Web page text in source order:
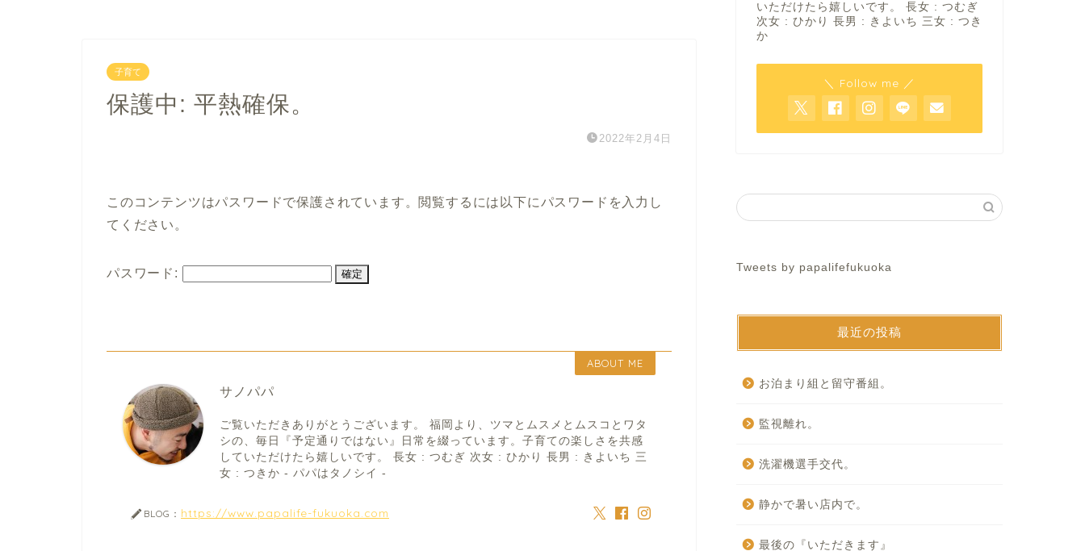
子育て
保護中: 平熱確保。
2022年2月4日
このコンテンツはパスワードで保護されています。閲覧するには以下にパスワードを入力し
てください。
パスワード:
ABOUT ME
サノパパ
ご覧いただきありがとうございます。 福岡より、ツマとムスメとムスコとワタ
シの、毎日『予定通りではない』日常を綴っています。子育ての楽しさを共感
していただけたら嬉しいです。 長女 : つむぎ 次女 : ひかり 長男 : きよいち 三
女 : つきか - パパはタノシイ -
BLOG： https://www.papalife-fukuoka.com
いただけたら嬉しいです。 長女 : つむぎ
次女 : ひかり 長男 : きよいち 三女 : つき
か
＼ Follow me ／
Tweets by papalifefukuoka
最近の投稿
お泊まり組と留守番組。
監視離れ。
洗濯機選手交代。
静かで暑い店内で。
最後の『いただきます』